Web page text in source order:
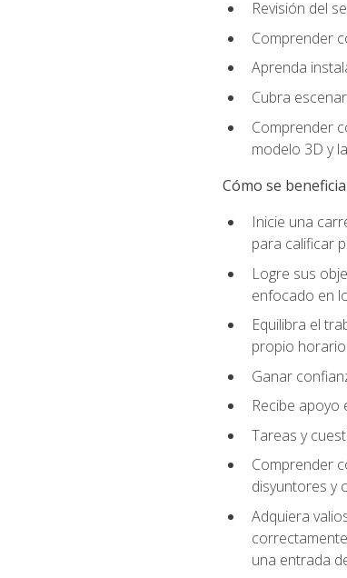
Revisión del
Comprender
Aprenda
Cubra
Comprender
modelo 3D y
Cómo se
Inicie una
para calificar
Logre sus
enfocado en
Equilibra el
propio horario
Ganar
Recibe
Tareas y
Comprender
disyuntores y
Adquiera
una entrada